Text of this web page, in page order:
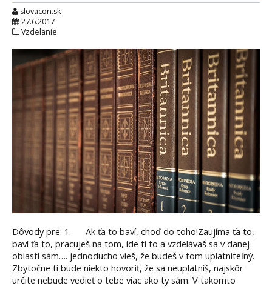
slovacon.sk
27.6.2017
Vzdelanie
Dôvody pre: 1. Ak ťa to baví, choď do toho!Zaujíma ťa to,
baví ťa to, pracuješ na tom, ide ti to a vzdelávaš sa v danej
oblasti sám…. jednoducho vieš, že budeš v tom uplatniteľný.
Zbytočne ti bude niekto hovoriť, že sa neuplatníš, najskôr
určite nebude vedieť o tebe viac ako ty sám. V takomto